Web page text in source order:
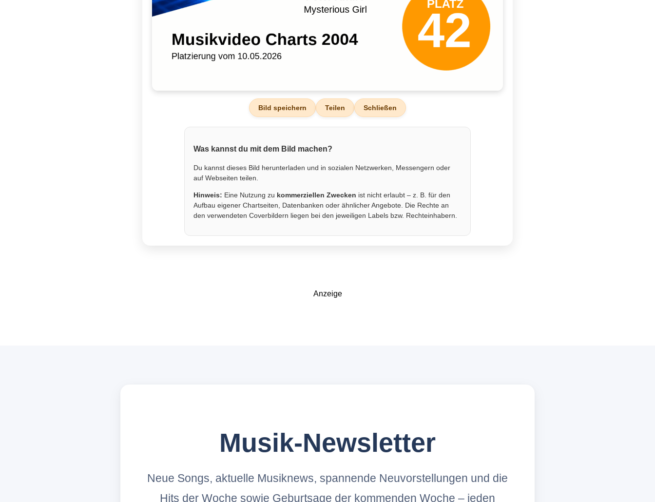
Bild speichern Teilen Schließen
Was kannst du mit dem Bild machen?
Du kannst dieses Bild herunterladen und in sozialen Netzwerken, Messengern oder
auf Webseiten teilen.
Hinweis: Eine Nutzung zu kommerziellen Zwecken ist nicht erlaubt – z. B. für den
Aufbau eigener Chartseiten, Datenbanken oder ähnlicher Angebote. Die Rechte an
den verwendeten Coverbildern liegen bei den jeweiligen Labels bzw. Rechteinhabern.
Anzeige
Musik-Newsletter
Neue Songs, aktuelle Musiknews, spannende Neuvorstellungen und die
Hits der Woche sowie Geburtsage der kommenden Woche – jeden